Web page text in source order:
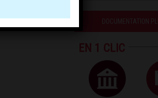
DOCUMENTATION PLU
EN 1 CLIC